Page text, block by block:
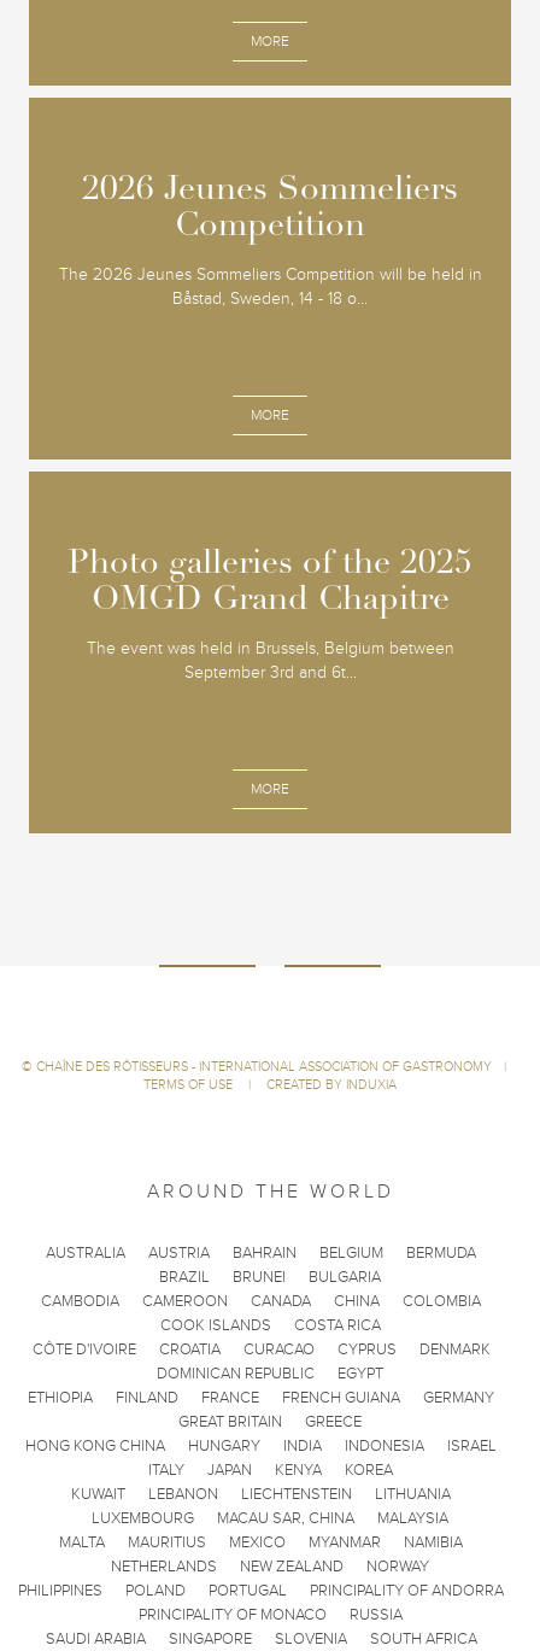
MORE
2026 Jeunes Sommeliers
Competition
The 2026 Jeunes Sommeliers Competition will be held in
Båstad, Sweden, 14 - 18 o...
MORE
2026 Jeunes Sommeliers
Competition
Photo galleries of the 2025
OMGD Grand Chapitre
The event was held in Brussels, Belgium between
September 3rd and 6t...
MORE
Photo galleries of the 2025
OMGD Grand Chapitre
© CHAÎNE DES RÔTISSEURS - INTERNATIONAL ASSOCIATION OF GASTRONOMY
|
TERMS OF USE
| CREATED BY INDUXIA
AROUND THE WORLD
AUSTRALIA AUSTRIA BAHRAIN BELGIUM
BERMUDA
BRAZIL
BRUNEI
BULGARIA
CAMBODIA
CAMEROON CANADA CHINA
COLOMBIA
COOK ISLANDS
COSTA RICA
CÔTE D'IVOIRE
CROATIA CURACAO CYPRUS
DENMARK
DOMINICAN REPUBLIC
EGYPT
ETHIOPIA
FINLAND FRANCE FRENCH GUIANA
GERMANY
GREAT BRITAIN
GREECE
HONG KONG CHINA
HUNGARY INDIA INDONESIA
ISRAEL
ITALY
JAPAN KENYA
KOREA
KUWAIT
LEBANON LIECHTENSTEIN
LITHUANIA
LUXEMBOURG
MACAU SAR, CHINA
MALAYSIA
MALTA
MAURITIUS MEXICO MYANMAR
NAMIBIA
NETHERLANDS
NEW ZEALAND
NORWAY
PHILIPPINES
POLAND PORTUGAL
PRINCIPALITY OF ANDORRA
PRINCIPALITY OF MONACO
RUSSIA
SAUDI ARABIA
SINGAPORE SLOVENIA SOUTH AFRICA